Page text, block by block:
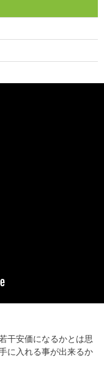
干安価になるかとは思
に入れる事が出来るか